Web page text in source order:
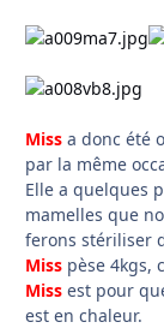
Miss a donc été
par la même
Elle a quelques
mamelles que
ferons stériliser
Miss pèse 4kgs,
Miss est pour
est en chaleur.